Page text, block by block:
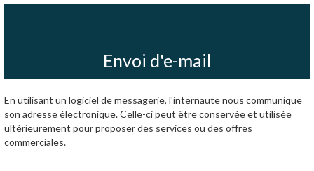
Envoi d'e-mail
En utilisant un logiciel de messagerie, l'internaute nous communique
son adresse électronique. Celle-ci peut être conservée et utilisée
ultérieurement pour proposer des services ou des offres
commerciales.